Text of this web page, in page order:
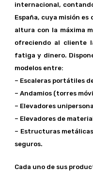
internacional,
España, cuya misión
altura con la máxima
ofreciendo al cliente
fatiga y dinero.
modelos entre:
– Escaleras portátiles
– Andamios (torres
– Elevadores
– Elevadores de
– Estructuras
seguros.
Cada uno de sus